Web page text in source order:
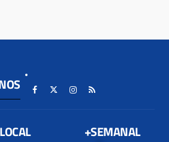
LOCAL +SEMANAL